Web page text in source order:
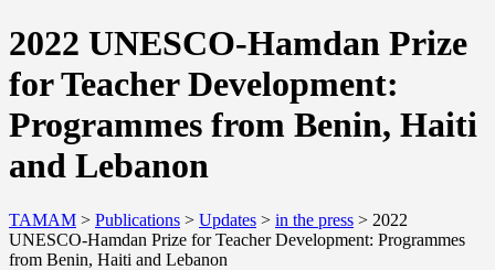
2022 UNESCO-Hamdan Prize
for Teacher Development:
Programmes from Benin, Haiti
and Lebanon
TAMAM > Publications > Updates > in the press > 2022
UNESCO-Hamdan Prize for Teacher Development: Programmes
from Benin, Haiti and Lebanon